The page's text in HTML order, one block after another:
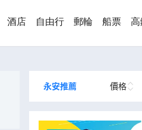
酒店 自由行 郵輪 船票 高
永安推薦 價格